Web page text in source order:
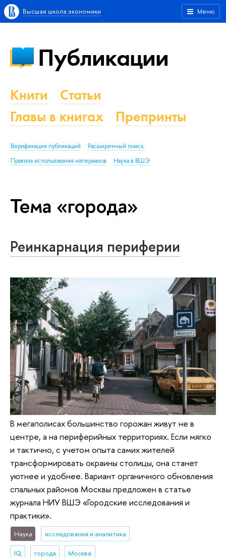
Меню
Высшая школа экономики
Публикации
Книги
Статьи
Главы в книгах
Препринты
Верификация публикаций
Расширенный поиск
Правила использования материалов
Наука в ВШЭ
Тема «города»
Реинкарнация периферии
В мегаполисах большинство горожан живут не в
центре, а на периферийных территориях. Если мягко
и тактично, с учетом опыта самих жителей
трансформировать окраины столицы, она станет
уютнее и удобнее. Вариант органичного обновления
спальных районов Москвы предложен в статье
журнала НИУ ВШЭ «Городские исследования и
практики».
Наука исследования и аналитика
IQ города Москва